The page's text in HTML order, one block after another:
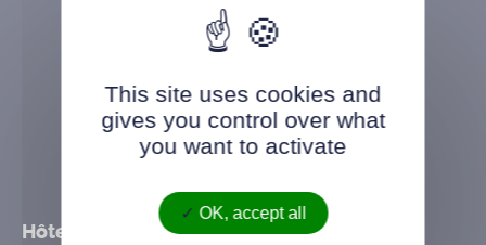
Hôtel de ville
This site uses cookies and
gives you control over what
you want to activate
OK, accept all